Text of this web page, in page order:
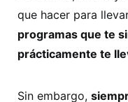
que hacer para
programas que te
prácticamente te
Sin embargo,